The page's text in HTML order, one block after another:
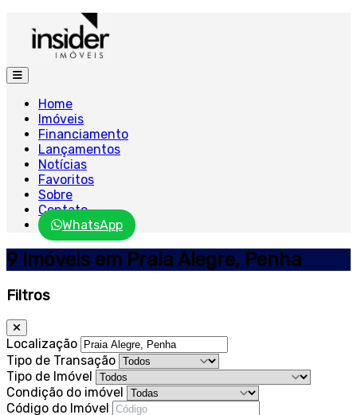
Home
Imóveis
Financiamento
Lançamentos
Notícias
Favoritos
Sobre
Contato
WhatsApp
9 Imóveis em Praia Alegre, Penha
Filtros
Localização
Tipo de Transação
Tipo de Imóvel
Condição do imóvel
Código do Imóvel